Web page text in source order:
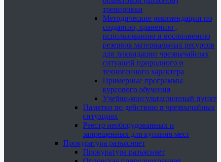
тренировки
Методические рекомендации по
созданию, хранению ,
использованию и восполнению
резервов материальных ресурсов
для ликвидации чрезвычайных
ситуаций природного и
техногенного характера
Примерные программы
курсового обучения
Учебно-консультационный пункт
Памятки по действию в чрезвычайных
ситуациях
Реестр необорудованных и
запрещенных для купания мест
Прокуратура разъясняет
Прокуратура разъясняет